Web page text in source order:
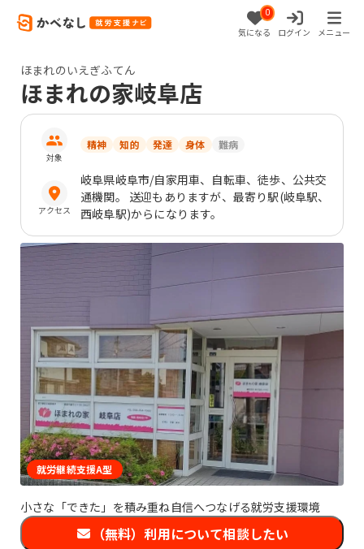
0
気になる ログイン メニュー
ほまれのいえぎふてん
ほまれの家岐阜店
対象
精神 知的 発達 身体 難病
アクセス
岐阜県岐阜市/自家用車、自転車、徒歩、公共交
通機関。 送迎もありますが、最寄り駅(岐阜駅、
西岐阜駅)からになります。
就労継続支援A型
小さな「できた」を積み重ね自信へつなげる就労支援環境
（無料）利用について相談したい